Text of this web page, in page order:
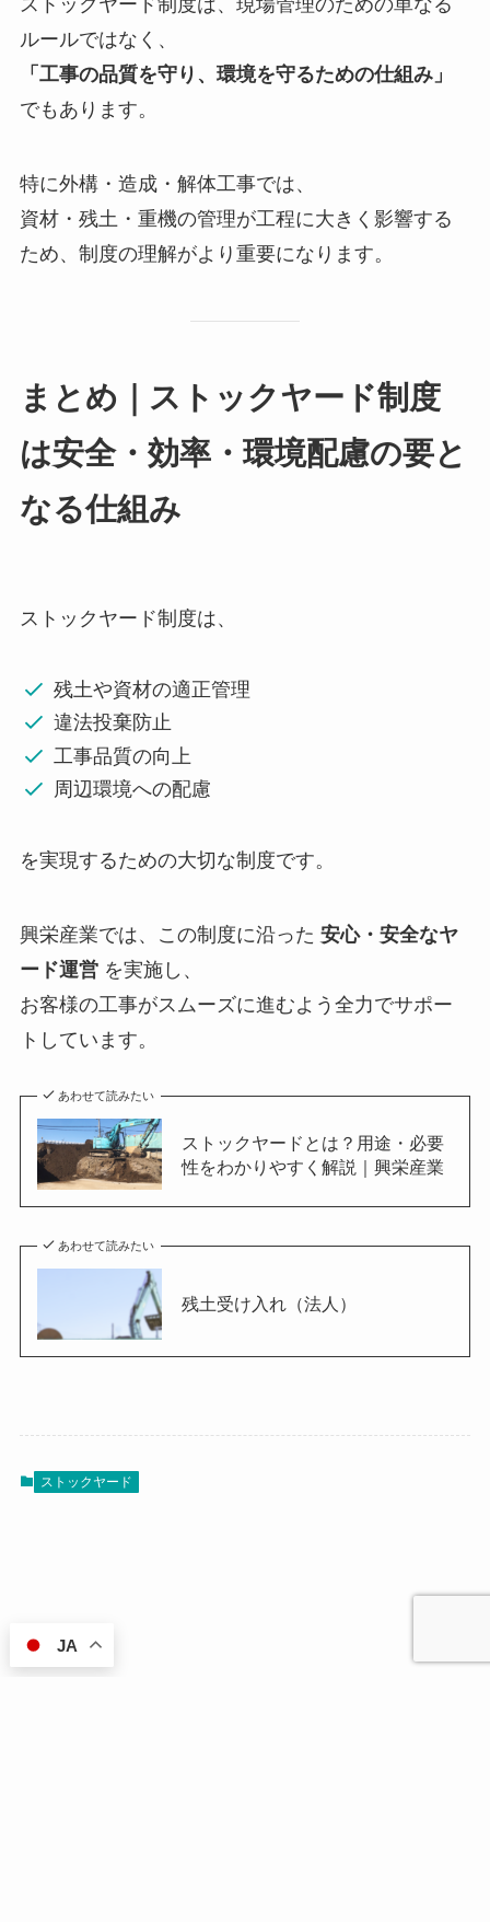
ルールではなく、
「工事の品質を守り、環境を守るための仕組み」
でもあります。
特に外構・造成・解体工事では、
資材・残土・重機の管理が工程に大きく影響する
ため、制度の理解がより重要になります。
まとめ｜ストックヤード制度
は安全・効率・環境配慮の要と
なる仕組み
ストックヤード制度は、
残土や資材の適正管理
違法投棄防止
工事品質の向上
周辺環境への配慮
を実現するための大切な制度です。
興栄産業では、この制度に沿った 安心・安全なヤ
ード運営を実施し、
お客様の工事がスムーズに進むよう全力でサポー
トしています。
あわせて読みたい
ストックヤードとは？用途・必要
性をわかりやすく解説｜興栄産業
あわせて読みたい
残土受け入れ（法人）
ストックヤード
JA